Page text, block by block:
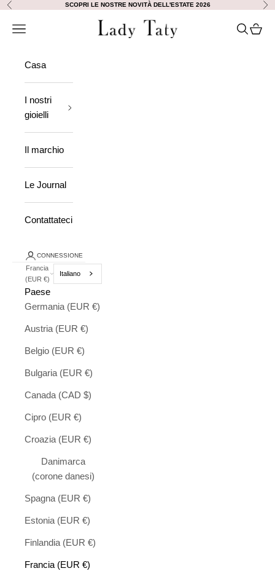
Vai al contenuto
Precedente SCOPRI LE NOSTRE NOVITÀ DELL'ESTATE 2026
Lady Taty
Aprire la navigazione Ricerca
Casa
I nostri
gioielli
Il marchio
Le Journal
Contattateci
CONNESSIONE
Francia
(EUR €)
Italiano
Paese
Germania (EUR €)
Austria (EUR €)
Belgio (EUR €)
Bulgaria (EUR €)
Canada (CAD $)
Cipro (EUR €)
Croazia (EUR €)
Danimarca
(corone danesi)
Spagna (EUR €)
Estonia (EUR €)
Finlandia (EUR €)
Francia (EUR €)